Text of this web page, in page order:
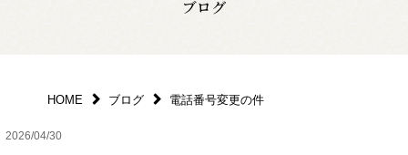
ブログ
HOME ブログ 電話番号変更の件
2026/04/30